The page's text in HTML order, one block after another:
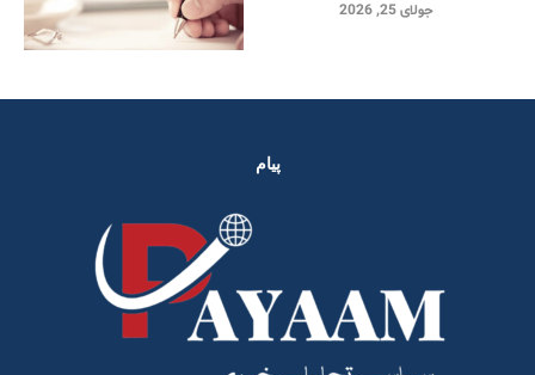
جولای 25, 2026
پیام